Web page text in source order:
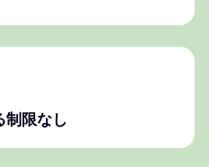
制限なし